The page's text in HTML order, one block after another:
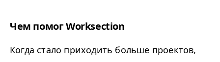
Чем помог Worksection
Когда стало приходить больше проектов,